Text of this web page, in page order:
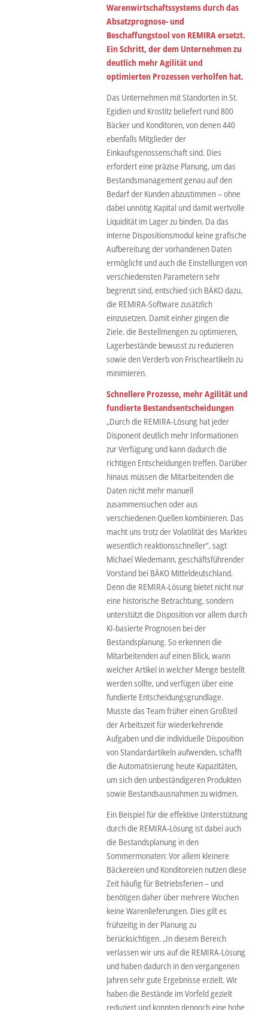
Warenwirtschaftssystems durch das
Absatzprognose- und
Beschaffungstool von REMIRA ersetzt.
Ein Schritt, der dem Unternehmen zu
deutlich mehr Agilität und
optimierten Prozessen verholfen hat.
Das Unternehmen mit Standorten in St.
Egidien und Krostitz beliefert rund 800
Bäcker und Konditoren, von denen 440
ebenfalls Mitglieder der
Einkaufsgenossenschaft sind. Dies
erfordert eine präzise Planung, um das
Bestandsmanagement genau auf den
Bedarf der Kunden abzustimmen – ohne
dabei unnötig Kapital und damit wertvolle
Liquidität im Lager zu binden. Da das
interne Dispositionsmodul keine grafische
Aufbereitung der vorhandenen Daten
ermöglicht und auch die Einstellungen von
verschiedensten Parametern sehr
begrenzt sind, entschied sich BÄKO dazu,
die REMIRA-Software zusätzlich
einzusetzen. Damit einher gingen die
Ziele, die Bestellmengen zu optimieren,
Lagerbestände bewusst zu reduzieren
sowie den Verderb von Frischeartikeln zu
minimieren.
Schnellere Prozesse, mehr Agilität und
fundierte Bestandsentscheidungen
„Durch die REMIRA-Lösung hat jeder
Disponent deutlich mehr Informationen
zur Verfügung und kann dadurch die
richtigen Entscheidungen treffen. Darüber
hinaus müssen die Mitarbeitenden die
Daten nicht mehr manuell
zusammensuchen oder aus
verschiedenen Quellen kombinieren. Das
macht uns trotz der Volatilität des Marktes
wesentlich reaktionsschneller“, sagt
Michael Wiedemann, geschäftsführender
Vorstand bei BÄKO Mitteldeutschland.
Denn die REMIRA-Lösung bietet nicht nur
eine historische Betrachtung, sondern
unterstützt die Disposition vor allem durch
KI-basierte Prognosen bei der
Bestandsplanung. So erkennen die
Mitarbeitenden auf einen Blick, wann
welcher Artikel in welcher Menge bestellt
werden sollte, und verfügen über eine
fundierte Entscheidungsgrundlage.
Musste das Team früher einen Großteil
der Arbeitszeit für wiederkehrende
Aufgaben und die individuelle Disposition
von Standardartikeln aufwenden, schafft
die Automatisierung heute Kapazitäten,
um sich den unbeständigeren Produkten
sowie Bestandsausnahmen zu widmen.
Ein Beispiel für die effektive Unterstützung
durch die REMIRA-Lösung ist dabei auch
die Bestandsplanung in den
Sommermonaten: Vor allem kleinere
Bäckereien und Konditoreien nutzen diese
Zeit häufig für Betriebsferien – und
benötigen daher über mehrere Wochen
keine Warenlieferungen. Dies gilt es
frühzeitig in der Planung zu
berücksichtigen. „In diesem Bereich
verlassen wir uns auf die REMIRA-Lösung
und haben dadurch in den vergangenen
Jahren sehr gute Ergebnisse erzielt. Wir
haben die Bestände im Vorfeld gezielt
reduziert und konnten dennoch eine hohe